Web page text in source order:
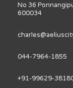
No 36
600034
044-7964-1855
+91-99629-